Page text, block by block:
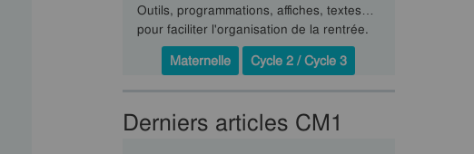
Outils, programmations, affiches, textes…
pour faciliter l'organisation de la rentrée.
Maternelle
Cycle 2 / Cycle 3
Derniers articles CM1